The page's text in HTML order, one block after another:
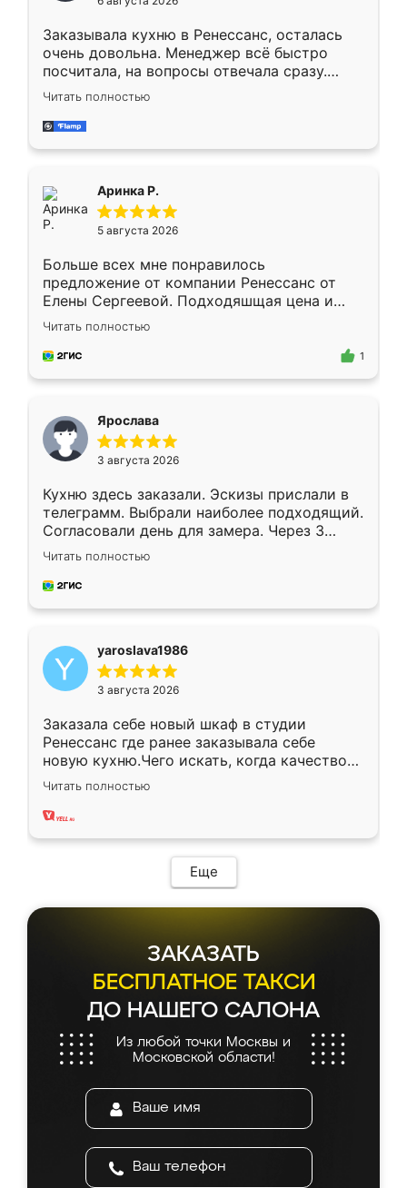
мебели буду заказывать только здесь.
Заказывала кухню в Ренессанс, осталась
очень довольна. Менеджер всё быстро
посчитала, на вопросы отвечала сразу.
Замерщик приехал в субботу, подошёл к
делу со всей ответственностью. Собрали
за день, ребята работали аккуратно, даже
Читать полностью
Аринка Р.
5 августа 2026
Больше всех мне понравилось
предложение от компании Ренессанс от
Елены Сергеевой. Подходяшщая цена и
короткие сроки изготовления. Приехавший
для замера сотрудник Владислав
предложил по моему эскизу самый
Читать полностью
1
Ярослава
3 августа 2026
Кухню здесь заказали. Эскизы прислали в
телеграмм. Выбрали наиболее подходящий.
Согласовали день для замера. Через 3
недели кухня была уже готова. Остались
довольны работой. Спасибо Ренессанс
мебель за качественную работу!
Читать полностью
yaroslava1986
3 августа 2026
Заказала себе новый шкаф в студии
Ренессанс где ранее заказывала себе
новую кухню.Чего искать, когда качеством
вполне довольна. Служит кухня уже почти
два года, нареканий нет.
Читать полностью
Еще
ЗАКАЗАТЬ
БЕСПЛАТНОЕ ТАКСИ
ДО НАШЕГО САЛОНА
Из любой точки Москвы и
Московской области!